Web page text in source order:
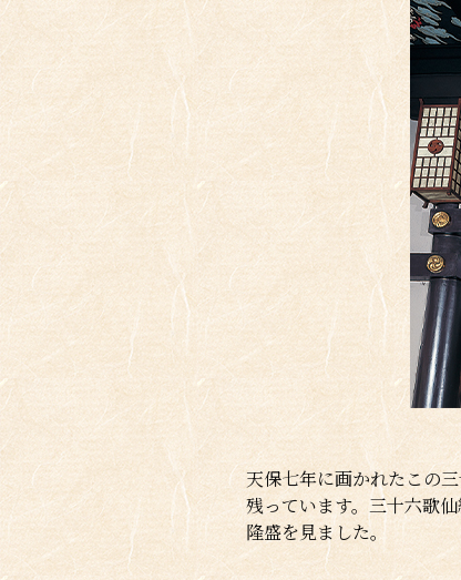
天保七年に画かれたこの
残っています。三十六歌
隆盛を見ました。